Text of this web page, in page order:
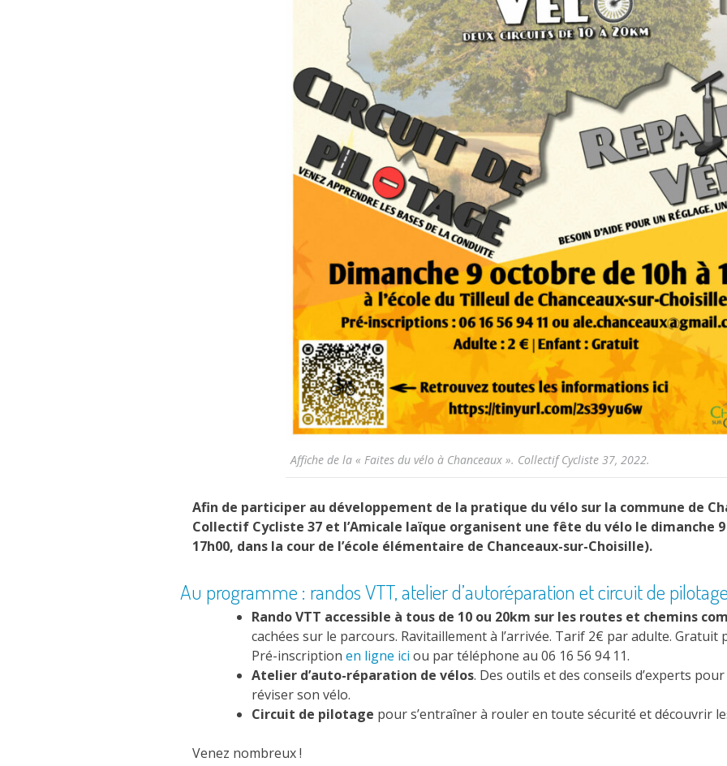
Affiche de la « Faites du vélo à Chanceaux ». Collectif Cycliste 37, 2022.
Afin de participer au développement de la pratique du vélo sur la commune de
Collectif Cycliste 37 et l’Amicale laïque organisent une fête du vélo le dimanche 9
17h00, dans la cour de l’école élémentaire de Chanceaux-sur-Choisille).
Au programme : randos VTT, atelier d’autoréparation et circuit de
Rando VTT accessible à tous de 10 ou 20km sur les routes et chemins
cachées sur le parcours. Ravitaillement à l’arrivée. Tarif 2€ par adulte. Gratuit
Pré-inscription en ligne ici ou par téléphone au 06 16 56 94 11.
Atelier d’auto-réparation de vélos. Des outils et des conseils d’experts
réviser son vélo.
Circuit de pilotage pour s’entraîner à rouler en toute sécurité et découvrir
Venez nombreux !